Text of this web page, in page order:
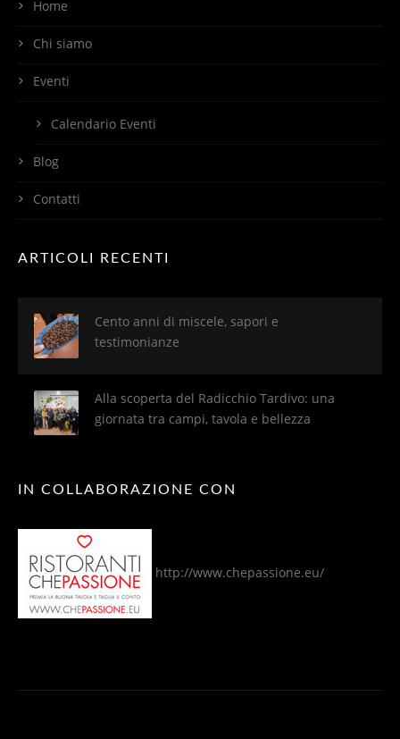
Home
Chi siamo
Eventi
Calendario Eventi
Blog
Contatti
ARTICOLI RECENTI
Cento anni di miscele, sapori e
testimonianze
Alla scoperta del Radicchio Tardivo: una
giornata tra campi, tavola e bellezza
IN COLLABORAZIONE CON
http://www.chepassione.eu/